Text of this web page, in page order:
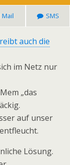
Mail SMS
auch die
im Netz nur
„das
auf unser
Lösung.